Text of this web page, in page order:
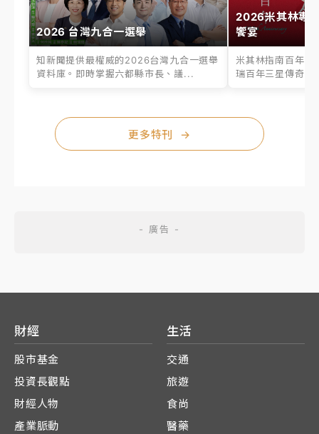
2026 台灣九合一選舉
知新聞提供最權威的2026台灣九合一選舉
資料庫。即時掌握六都縣市長、議...
2026米其林專
饗宴
米其林指南百年之
瑞百年三星傳奇、
更多特刊 →
財經
股市基金
投資長觀點
財經人物
產業脈動
生活
交通
旅遊
食尚
醫藥